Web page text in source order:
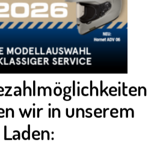
wir in unserem
Laden: